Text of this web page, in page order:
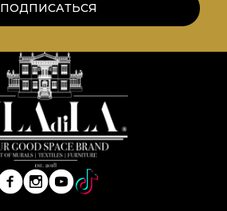
ПОДПИСАТЬСЯ